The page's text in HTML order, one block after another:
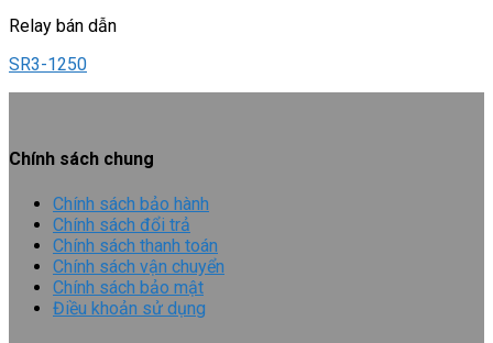
Relay bán dẫn
SR3-1250
Chính sách chung
Chính sách bảo hành
Chính sách đổi trả
Chính sách thanh toán
Chính sách vận chuyển
Chính sách bảo mật
Điều khoản sử dụng